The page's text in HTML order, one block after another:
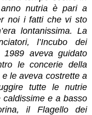
nutria è pari a
noi i fatti che vi sto
lontanissima. La
l’Incubo dei
1989 aveva guidato
le concerie della
le aveva costrette a
tutte le nutrie
e a basso
il Flagello dei